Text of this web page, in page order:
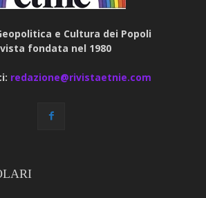
e Cultura dei Popoli
fondata nel 1980
redazione@rivistaetnie.com